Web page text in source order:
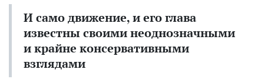
И само движение, и его глава
известны своими неоднозначными
и крайне консервативными
взглядами